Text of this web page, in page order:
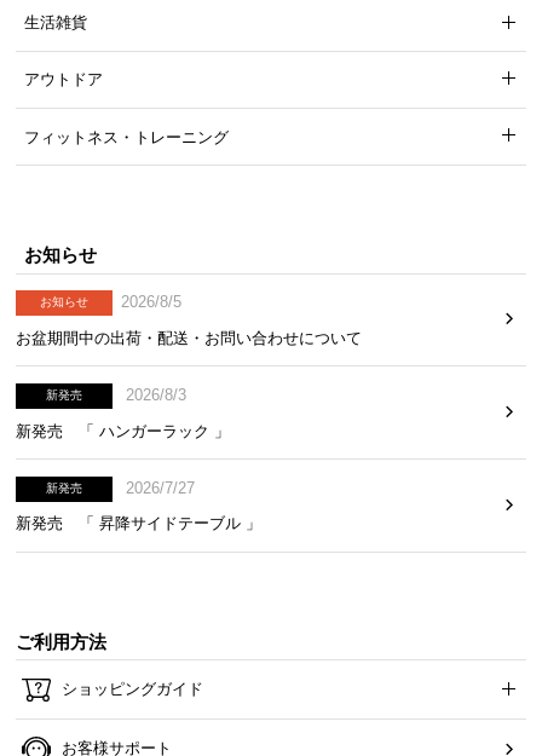
生活雑貨
アウトドア
フィットネス・トレーニング
お知らせ
お知らせ
2026/8/5
お盆期間中の出荷・配送・お問い合わせについて
新発売
2026/8/3
新発売 「 ハンガーラック 」
新発売
2026/7/27
新発売 「 昇降サイドテーブル 」
ご利用方法
ショッピングガイド
お客様サポート